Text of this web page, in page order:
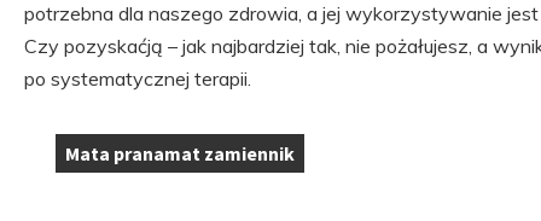
potrzebna dla naszego zdrowia, a jej wykorzystywanie
Czy pozyskaćją – jak najbardziej tak, nie pożałujesz, a
po systematycznej terapii.
Tagi:
Mata pranamat zamiennik